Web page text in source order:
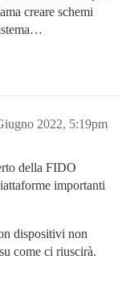
creare schemi
2022, 5:19pm
della FIDO
importanti
dispositivi non
come ci riuscirà.